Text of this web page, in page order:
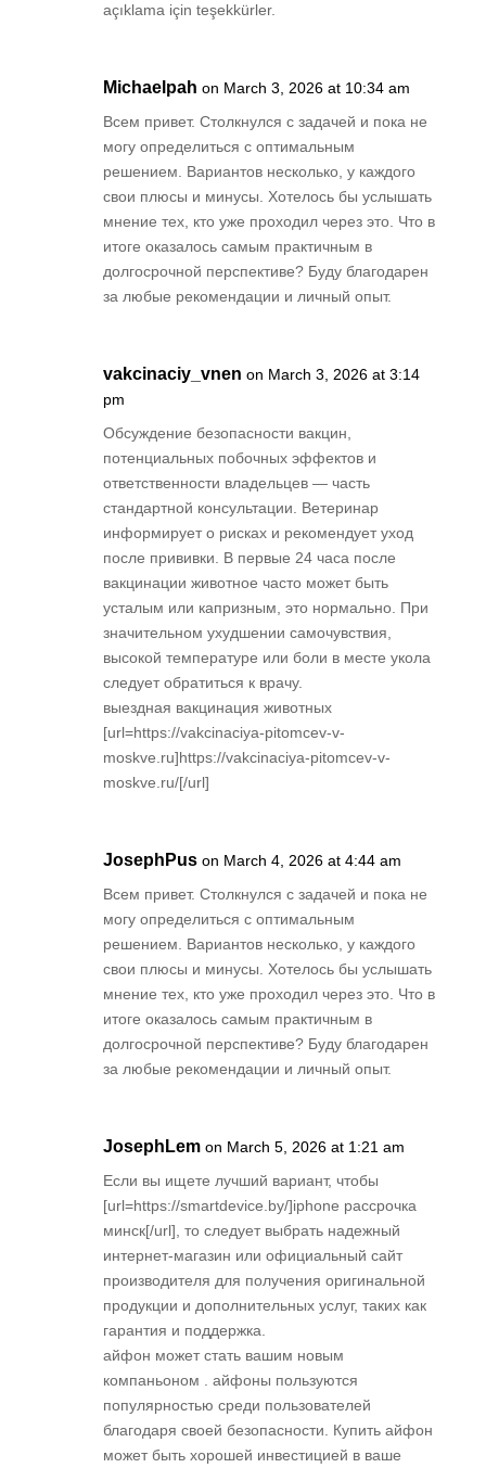
açıklama için teşekkürler.
Michaelpah on March 3, 2026 at 10:34 am
Всем привет. Столкнулся с задачей и пока не
могу определиться с оптимальным
решением. Вариантов несколько, у каждого
свои плюсы и минусы. Хотелось бы услышать
мнение тех, кто уже проходил через это. Что в
итоге оказалось самым практичным в
долгосрочной перспективе? Буду благодарен
за любые рекомендации и личный опыт.
vakcinaciy_vnen on March 3, 2026 at 3:14
pm
Обсуждение безопасности вакцин,
потенциальных побочных эффектов и
ответственности владельцев — часть
стандартной консультации. Ветеринар
информирует о рисках и рекомендует уход
после прививки. В первые 24 часа после
вакцинации животное часто может быть
усталым или капризным, это нормально. При
значительном ухудшении самочувствия,
высокой температуре или боли в месте укола
следует обратиться к врачу.
выездная вакцинация животных
[url=https://vakcinaciya-pitomcev-v-
moskve.ru]https://vakcinaciya-pitomcev-v-
moskve.ru/[/url]
JosephPus on March 4, 2026 at 4:44 am
Всем привет. Столкнулся с задачей и пока не
могу определиться с оптимальным
решением. Вариантов несколько, у каждого
свои плюсы и минусы. Хотелось бы услышать
мнение тех, кто уже проходил через это. Что в
итоге оказалось самым практичным в
долгосрочной перспективе? Буду благодарен
за любые рекомендации и личный опыт.
JosephLem on March 5, 2026 at 1:21 am
Если вы ищете лучший вариант, чтобы
[url=https://smartdevice.by/]iphone рассрочка
минск[/url], то следует выбрать надежный
интернет-магазин или официальный сайт
производителя для получения оригинальной
продукции и дополнительных услуг, таких как
гарантия и поддержка.
айфон может стать вашим новым
компаньоном . айфоны пользуются
популярностью среди пользователей
благодаря своей безопасности. Купить айфон
может быть хорошей инвестицией в ваше